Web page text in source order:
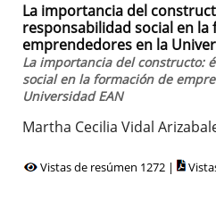
La importancia del
responsabilidad social en la
emprendedores en la
La importancia del constructo:
social en la formación de
Universidad EAN
Martha Cecilia Vidal
Vistas de resúmen 1272 |